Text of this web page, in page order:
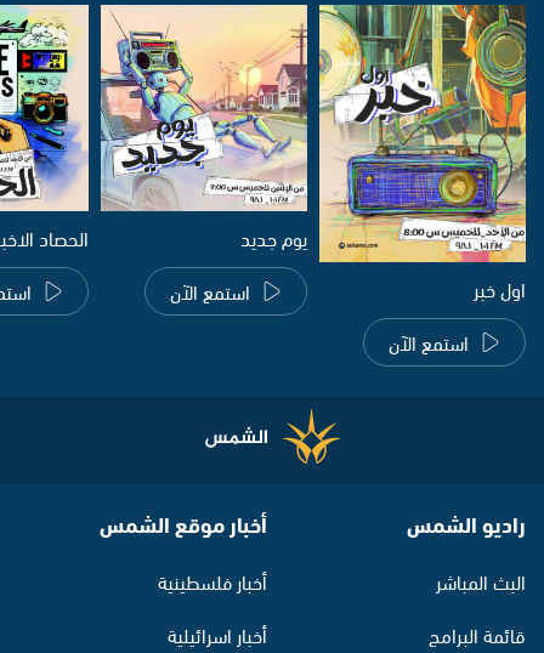
اول خبر
استمع الآن
يوم جديد
استمع الآن
الحصاد
راديو الشمس
البث المباشر
قائمة البرامج
أخبار موقع الشمس
أخبار فلسطينية
أخبار اسرائيلية